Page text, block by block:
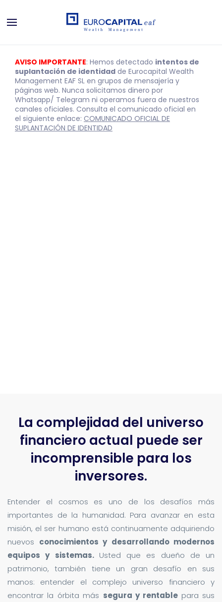
AVISO IMPORTANTE: Hemos detectado intentos de
suplantación de identidad de Eurocapital Wealth
Management EAF SL en grupos de mensajería y
páginas web. Nunca solicitamos dinero por
Whatsapp/ Telegram ni operamos fuera de nuestros
canales oficiales. Consulta el comunicado oficial en
el siguiente enlace: COMUNICADO OFICIAL DE
SUPLANTACIÓN DE IDENTIDAD
La complejidad del universo
financiero actual puede ser
incomprensible para los
inversores.
Entender el cosmos es uno de los desafíos más
importantes de la humanidad. Para avanzar en esta
misión, el ser humano está continuamente adquiriendo
nuevos conocimientos y desarrollando modernos
equipos y sistemas. Usted que es dueño de un
patrimonio, también tiene un gran desafío en sus
manos: entender el complejo universo financiero y
encontrar la órbita más segura y rentable para sus